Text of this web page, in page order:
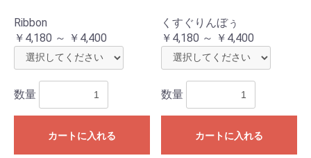
Ribbon
￥4,180 ～ ￥4,400
数量
カートに入れる
くすぐりんぼぅ
￥4,180 ～ ￥4,400
数量
カートに入れる